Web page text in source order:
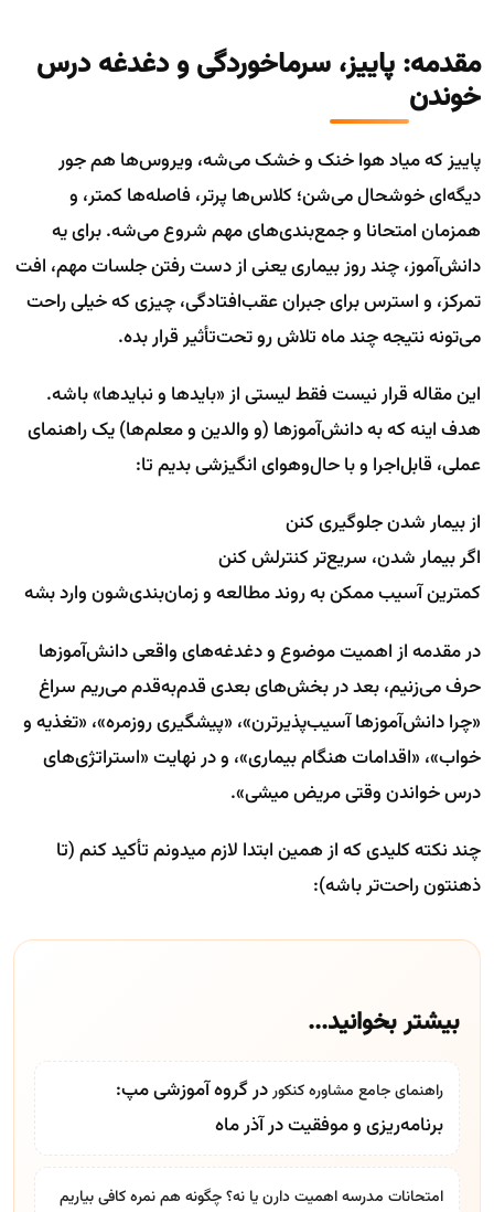
مقدمه: پاییز، سرماخوردگی و دغدغه درس
خوندن
پاییز که میاد هوا خنک و خشک می‌شه، ویروس‌ها هم جور
دیگه‌ای خوشحال می‌شن؛ کلاس‌ها پرتر، فاصله‌ها کمتر، و
همزمان امتحانا و جمع‌بندی‌های مهم شروع می‌شه. برای یه
دانش‌آموز، چند روز بیماری یعنی از دست رفتن جلسات مهم، افت
تمرکز، و استرس برای جبران عقب‌افتادگی، چیزی که خیلی راحت
می‌تونه نتیجه چند ماه تلاش رو تحت‌تأثیر قرار بده.
این مقاله قرار نیست فقط لیستی از «بایدها و نبایدها» باشه.
هدف اینه که به دانش‌آموز‌ها (و والدین و معلم‌ها) یک راهنمای
عملی، قابل‌اجرا و با حال‌وهوای انگیزشی بدیم تا:
از بیمار شدن جلوگیری کنن
اگر بیمار شدن، سریع‌تر کنترلش کنن
کمترین آسیب ممکن به روند مطالعه و زمان‌بندی‌شون وارد بشه
در مقدمه‌ از اهمیت موضوع و دغدغه‌های واقعی دانش‌آموزها
حرف می‌زنیم، بعد در بخش‌های بعدی قدم‌به‌قدم می‌ریم سراغ
«چرا دانش‌آموزها آسیب‌پذیرترن»، «پیشگیری روزمره»، «تغذیه و
خواب»، «اقدامات هنگام بیماری»، و در نهایت «استراتژی‌های
درس خواندن وقتی مریض میشی».
چند نکته کلیدی که از همین ابتدا لازم میدونم تأکید کنم (تا
ذهنتون راحت‌تر باشه):
بیشتر بخوانید...
راهنمای جامع مشاوره کنکوردر گروه آموزشی مپ:
برنامه‌ریزی و موفقیت در آذر ماه
امتحانات مدرسه اهمیت دارن یا نه؟ چگونه هم نمره کافی بیاریم